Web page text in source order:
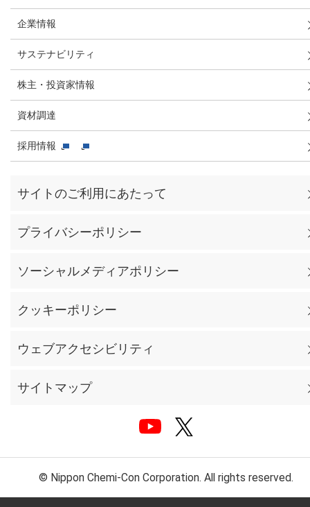
企業情報
サステナビリティ
株主・投資家情報
資材調達
採用情報
サイトのご利用にあたって
プライバシーポリシー
ソーシャルメディアポリシー
クッキーポリシー
ウェブアクセシビリティ
サイトマップ
© Nippon Chemi-Con Corporation. All rights reserved.